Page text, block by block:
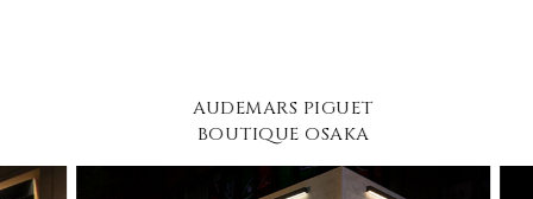
AUDEMARS PIGUET
BOUTIQUE OSAKA